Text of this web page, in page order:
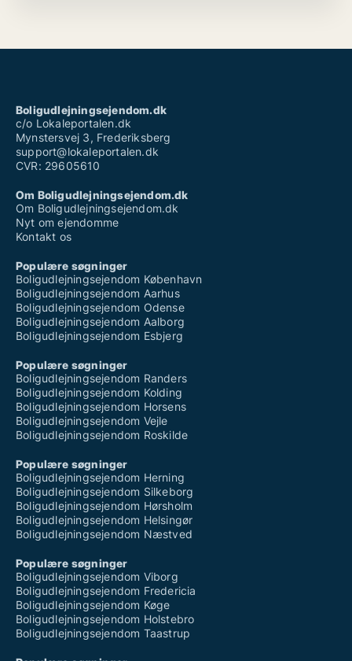
Boligudlejningsejendom.dk
c/o Lokaleportalen.dk
Mynstersvej 3, Frederiksberg
support@lokaleportalen.dk
CVR: 29605610
Om Boligudlejningsejendom.dk
Om Boligudlejningsejendom.dk
Nyt om ejendomme
Kontakt os
Populære søgninger
Boligudlejningsejendom København
Boligudlejningsejendom Aarhus
Boligudlejningsejendom Odense
Boligudlejningsejendom Aalborg
Boligudlejningsejendom Esbjerg
Populære søgninger
Boligudlejningsejendom Randers
Boligudlejningsejendom Kolding
Boligudlejningsejendom Horsens
Boligudlejningsejendom Vejle
Boligudlejningsejendom Roskilde
Populære søgninger
Boligudlejningsejendom Herning
Boligudlejningsejendom Silkeborg
Boligudlejningsejendom Hørsholm
Boligudlejningsejendom Helsingør
Boligudlejningsejendom Næstved
Populære søgninger
Boligudlejningsejendom Viborg
Boligudlejningsejendom Fredericia
Boligudlejningsejendom Køge
Boligudlejningsejendom Holstebro
Boligudlejningsejendom Taastrup